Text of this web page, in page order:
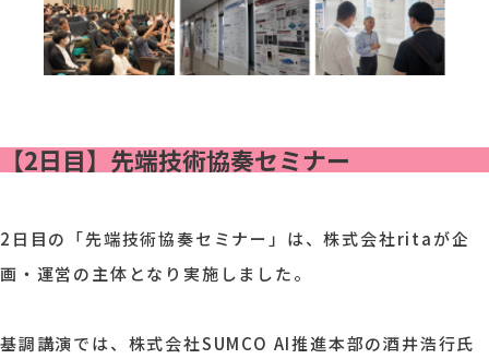
【2日目】先端技術協奏セミナー
2日目の「先端技術協奏セミナー」は、株式会社ritaが企
画・運営の主体となり実施しました。
基調講演では、株式会社SUMCO AI推進本部の酒井浩行氏